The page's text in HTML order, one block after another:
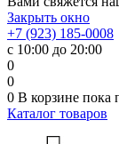
Закрыть окно
+7 (923) 185-0008
с 10:00 до 20:00
0
0
0 В корзине пока
Каталог товаров